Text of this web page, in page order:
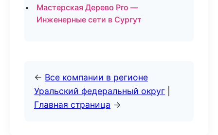
Мастерская Дерево Pro —
Инженерные сети в Сургут
← Все компании в регионе
Уральский федеральный округ
Главная страница →